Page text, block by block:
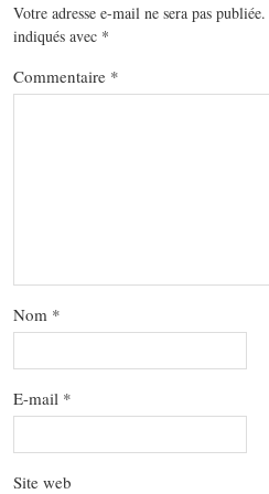
Votre adresse e-mail ne sera pas publiée.
indiqués avec *
Commentaire *
Nom *
E-mail *
Site web